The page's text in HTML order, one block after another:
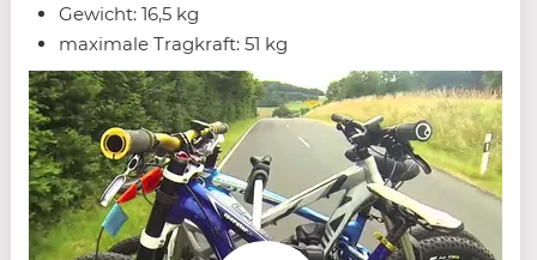
Gewicht: 16,5 kg
maximale Tragkraft: 51 kg